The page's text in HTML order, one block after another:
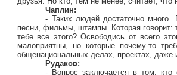
Чаплин:
- Таких людей достаточно много.
песни, фильмы, штампы. Которая говорит:
тебе все этого? Освободись от всего
малоприятны, но которые почему-то
общенациональных делах, проектах, даже
Рудаков:
- Вопрос заключается в том, кто